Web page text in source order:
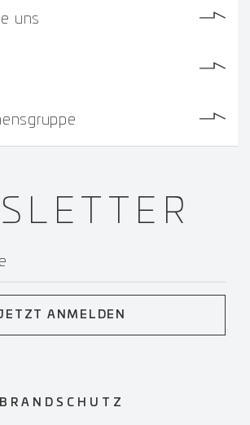
uns
LETTER
ANMELDEN
BRANDSCHUTZ